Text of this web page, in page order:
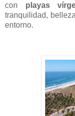
con playas
tranquilidad,
entorno.